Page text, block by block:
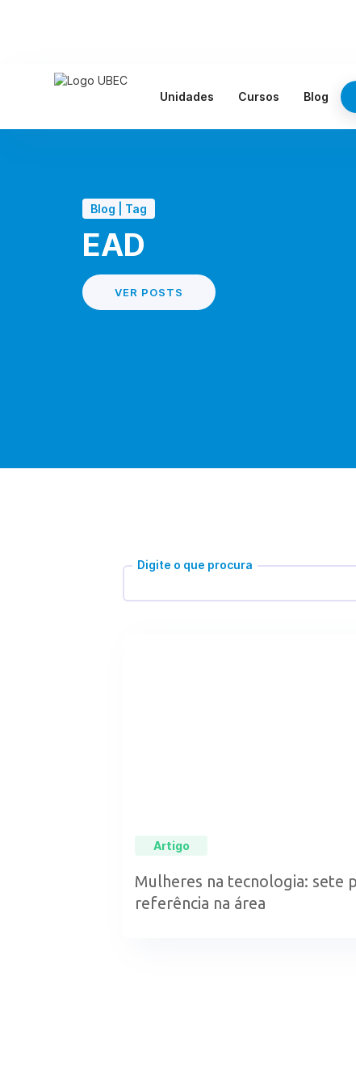
Unidades Cursos Blog
Blog | Tag
EAD
VER POSTS
Digite o que procura
Artigo
Mulheres na tecnologia: sete
referência na área